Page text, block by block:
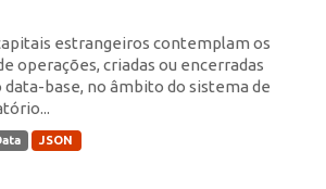
estrangeiros contemplam os
operações, criadas ou encerradas
data-base, no âmbito do sistema de
JSON